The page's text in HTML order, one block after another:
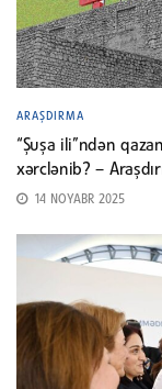
ARAŞDIRMA
“Şuşa ili”ndən
xərclənib? –
14 NOYABR 2025